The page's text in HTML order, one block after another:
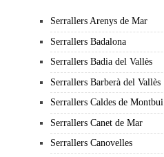
Serrallers Arenys de Mar
Serrallers Badalona
Serrallers Badia del Vallès
Serrallers Barberà del Vallès
Serrallers Caldes de Montbui
Serrallers Canet de Mar
Serrallers Canovelles